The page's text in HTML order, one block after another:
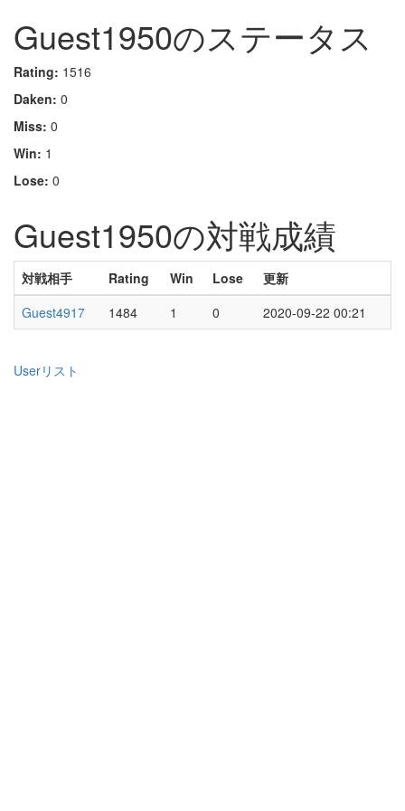
Guest1950のステータス
Rating: 1516
Daken: 0
Miss: 0
Win: 1
Lose: 0
Guest1950の対戦成績
対戦相手 Rating Win Lose
更新
Guest4917
1484 1 0 2020-09-22 00:21
Userリスト